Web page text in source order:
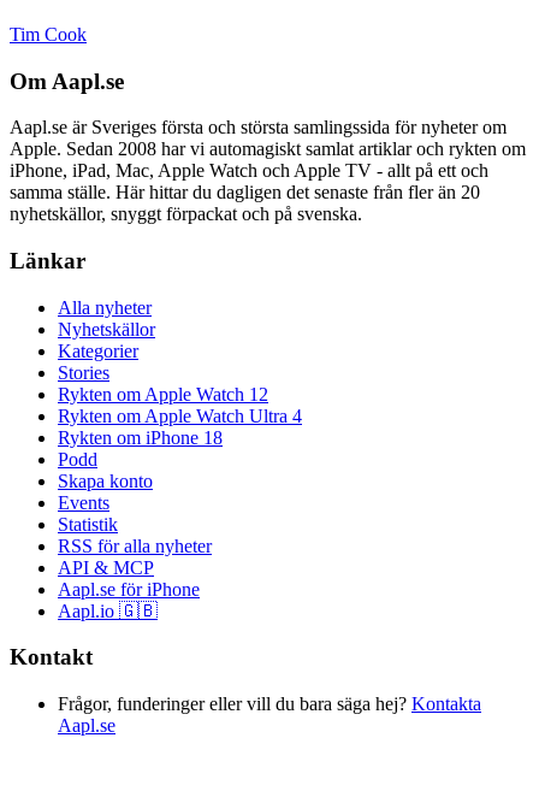
Tim Cook
Om Aapl.se
Aapl.se är Sveriges första och största samlingssida för nyheter om
Apple. Sedan 2008 har vi automagiskt samlat artiklar och rykten om
iPhone, iPad, Mac, Apple Watch och Apple TV - allt på ett och
samma ställe. Här hittar du dagligen det senaste från fler än 20
nyhetskällor, snyggt förpackat och på svenska.
Länkar
Alla nyheter
Nyhetskällor
Kategorier
Stories
Rykten om Apple Watch 12
Rykten om Apple Watch Ultra 4
Rykten om iPhone 18
Podd
Skapa konto
Events
Statistik
RSS för alla nyheter
API & MCP
Aapl.se för iPhone
Aapl.io 🇬🇧
Kontakt
Frågor, funderinger eller vill du bara säga hej? Kontakta
Aapl.se